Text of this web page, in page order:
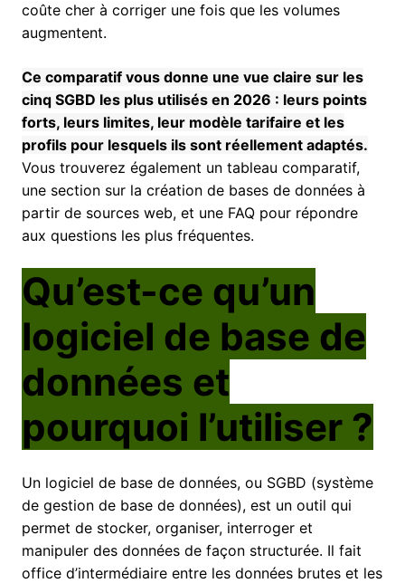
coûte cher à corriger une fois que les volumes
augmentent.
Ce comparatif vous donne une vue claire sur les
cinq SGBD les plus utilisés en 2026 : leurs points
forts, leurs limites, leur modèle tarifaire et les
profils pour lesquels ils sont réellement adaptés.
Vous trouverez également un tableau comparatif,
une section sur la création de bases de données à
partir de sources web, et une FAQ pour répondre
aux questions les plus fréquentes.
Qu’est-ce qu’un
logiciel de base de
données et
pourquoi l’utiliser ?
Un logiciel de base de données, ou SGBD (système
de gestion de base de données), est un outil qui
permet de stocker, organiser, interroger et
manipuler des données de façon structurée. Il fait
office d’intermédiaire entre les données brutes et les